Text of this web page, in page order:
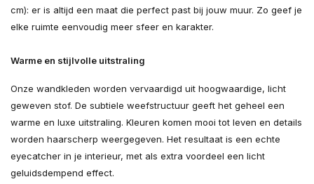
cm): er is altijd een maat die perfect past bij jouw muur. Zo geef je
elke ruimte eenvoudig meer sfeer en karakter.
Warme en stijlvolle uitstraling
Onze wandkleden worden vervaardigd uit hoogwaardige, licht
geweven stof. De subtiele weefstructuur geeft het geheel een
warme en luxe uitstraling. Kleuren komen mooi tot leven en details
worden haarscherp weergegeven. Het resultaat is een echte
eyecatcher in je interieur, met als extra voordeel een licht
geluidsdempend effect.